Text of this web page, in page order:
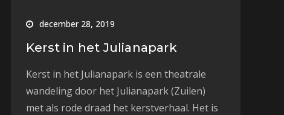
december 28, 2019
Kerst in het Julianapark
Kerst in het Julianapark is een theatrale
wandeling door het Julianapark (Zuilen)
met als rode draad het kerstverhaal. Het is